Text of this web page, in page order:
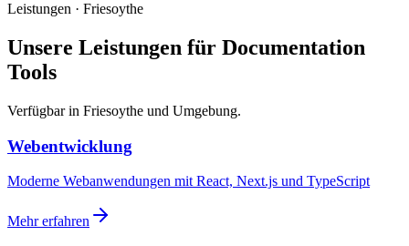
Leistungen · Friesoythe
Unsere Leistungen für Documentation
Tools
Verfügbar in Friesoythe und Umgebung.
Webentwicklung
Moderne Webanwendungen mit React, Next.js und TypeScript
Mehr erfahren